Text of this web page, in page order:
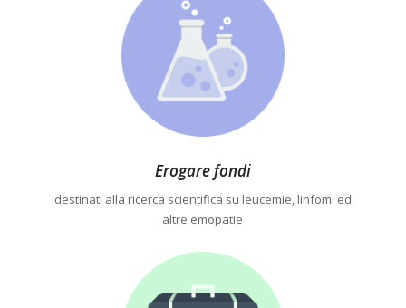
Erogare fondi
destinati alla ricerca scientifica su leucemie, linfomi ed
altre emopatie